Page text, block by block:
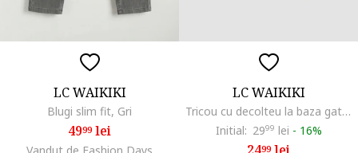
LC WAIKIKI
Blugi slim fit, Gri
4999lei
LC WAIKIKI
Tricou cu decolteu la baza gatului si imprimeu pe pareta din spate, Albastru cobalt/Alb murdar
Initial: 2999 lei - 16%
99